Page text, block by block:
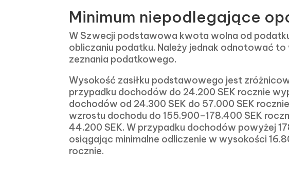
Minimum niepodlegające
W Szwecji podstawowa kwota wolna od
obliczaniu podatku. Należy jednak odnotować
zeznania podatkowego.
Wysokość zasiłku podstawowego jest
przypadku dochodów do 24.200 SEK rocznie
dochodów od 24.300 SEK do 57.000 SEK
wzrostu dochodu do 155.900–178.400 SEK
44.200 SEK. W przypadku dochodów powyżej
osiągając minimalne odliczenie w wysokości
rocznie.